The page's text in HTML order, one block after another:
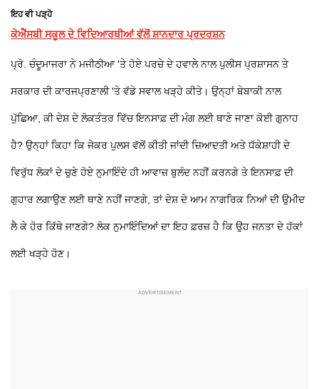
ਇਹ ਵੀ ਪੜ੍ਹੋ
ਕੇਐੱਸਬੀ ਸਕੂਲ ਦੇ ਵਿਦਿਆਰਥੀਆਂ ਵੱਲੋਂ ਸ਼ਾਨਦਾਰ ਪ੍ਰਦਰਸ਼ਨ
ਪ੍ਰੋ. ਚੰਦੂਮਾਜਰਾ ਨੇ ਮਜੀਠੀਆ 'ਤੇ ਹੋਏ ਪਰਚੇ ਦੇ ਹਵਾਲੇ ਨਾਲ ਪੁਲੀਸ ਪ੍ਰਸ਼ਾਸਨ ਤੇ
ਸਰਕਾਰ ਦੀ ਕਾਰਜਪ੍ਰਣਾਲੀ 'ਤੇ ਵੱਡੇ ਸਵਾਲ ਖੜ੍ਹੇ ਕੀਤੇ। ਉਨ੍ਹਾਂ ਬੇਬਾਕੀ ਨਾਲ
ਪੁੱਛਿਆ, ਕੀ ਦੇਸ਼ ਦੇ ਲੋਕਤੰਤਰ ਵਿੱਚ ਇਨਸਾਫ਼ ਦੀ ਮੰਗ ਲਈ ਥਾਣੇ ਜਾਣਾ ਕੋਈ ਗੁਨਾਹ
ਹੈ? ਉਨ੍ਹਾਂ ਕਿਹਾ ਕਿ ਜੇਕਰ ਪੁਲਸ ਵੱਲੋਂ ਕੀਤੀ ਜਾਂਦੀ ਜ਼ਿਆਦਤੀ ਅਤੇ ਧੱਕੇਸ਼ਾਹੀ ਦੇ
ਵਿਰੁੱਧ ਲੋਕਾਂ ਦੇ ਚੁਣੇ ਹੋਏ ਨੁਮਾਇੰਦੇ ਹੀ ਆਵਾਜ਼ ਬੁਲੰਦ ਨਹੀਂ ਕਰਨਗੇ ਤੇ ਇਨਸਾਫ਼ ਦੀ
ਗੁਹਾਰ ਲਗਾਉਣ ਲਈ ਥਾਣੇ ਨਹੀਂ ਜਾਣਗੇ, ਤਾਂ ਦੇਸ਼ ਦੇ ਆਮ ਨਾਗਰਿਕ ਨਿਆਂ ਦੀ ਉਮੀਦ
ਲੈ ਕੇ ਹੋਰ ਕਿੱਥੇ ਜਾਣਗੇ? ਲੋਕ ਨੁਮਾਇੰਦਿਆਂ ਦਾ ਇਹ ਫ਼ਰਜ਼ ਹੈ ਕਿ ਉਹ ਜਨਤਾ ਦੇ ਹੱਕਾਂ
ਲਈ ਖੜ੍ਹੇ ਹੋਣ।